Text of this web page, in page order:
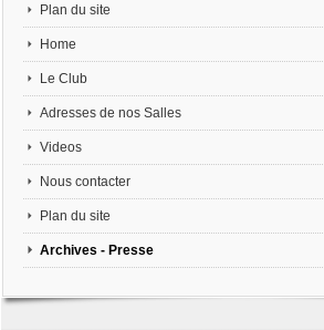
Plan du site
Home
Le Club
Adresses de nos Salles
Videos
Nous contacter
Plan du site
Archives - Presse